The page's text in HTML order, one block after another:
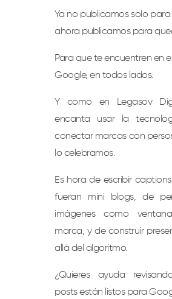
Ya no publicamos solo para
ahora publicamos para
Para que te encuentren en
Google, en todos lados.
Y como en Legasov
encanta usar la
conectar marcas con
lo celebramos.
Es hora de escribir
fueran mini blogs,de
imágenes como
marca, y de construir
allá del algoritmo.
¿Quieres ayuda
posts están listos para